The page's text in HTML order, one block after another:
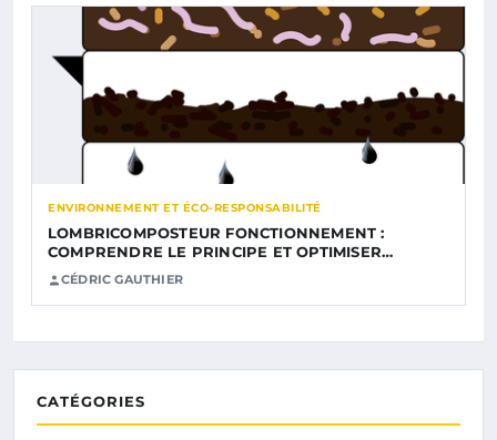
ENVIRONNEMENT ET ÉCO-RESPONSABILITÉ
LOMBRICOMPOSTEUR FONCTIONNEMENT :
COMPRENDRE LE PRINCIPE ET OPTIMISER…
CÉDRIC GAUTHIER
CATÉGORIES